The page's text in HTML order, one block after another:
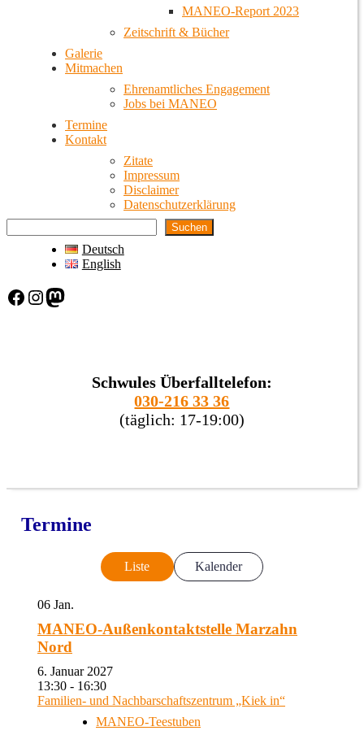
MANEO-Report 2023
Zeitschrift & Bücher
Galerie
Mitmachen
Ehrenamtliches Engagement
Jobs bei MANEO
Termine
Kontakt
Zitate
Impressum
Disclaimer
Datenschutzerklärung
Suchen
Deutsch
English
Facebook Instagram Mastodon
Schwules Überfalltelefon:
030-216 33 36
(täglich: 17-19:00)
Termine
Liste Kalender
06 Jan.
MANEO-Außenkontaktstelle Marzahn
Nord
6. Januar 2027
13:30 - 16:30
Familien- und Nachbarschaftszentrum „Kiek in“
MANEO-Teestuben